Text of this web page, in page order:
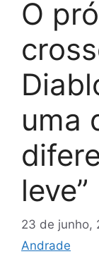
O
uma
leve”
23 de junho,
Andrade